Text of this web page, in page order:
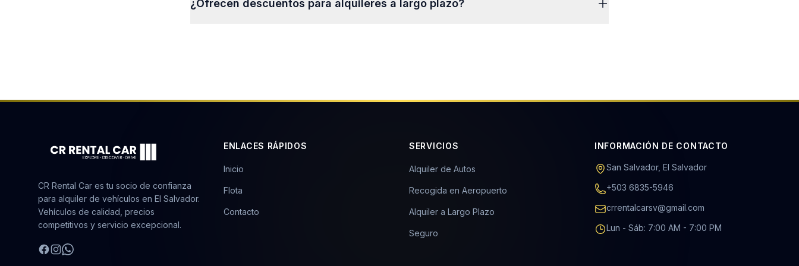
cancelaciones tardías pueden generar un cargo de un día.
¿Ofrecen descuentos para alquileres a largo plazo?
CR Rental Car es tu socio de confianza
para alquiler de vehículos en El Salvador.
Vehículos de calidad, precios
competitivos y servicio excepcional.
ENLACES RÁPIDOS
Inicio
Flota
Contacto
SERVICIOS
Alquiler de Autos
Recogida en Aeropuerto
Alquiler a Largo Plazo
Seguro
INFORMACIÓN DE CONTACTO
San Salvador, El Salvador
+503 6835-5946
crrentalcarsv@gmail.com
Lun - Sáb: 7:00 AM - 7:00 PM